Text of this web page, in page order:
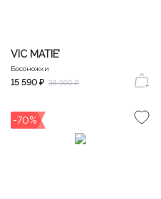
VIC MATIE’
Босоножки
15 590 ₽ 38 990 ₽
-70%